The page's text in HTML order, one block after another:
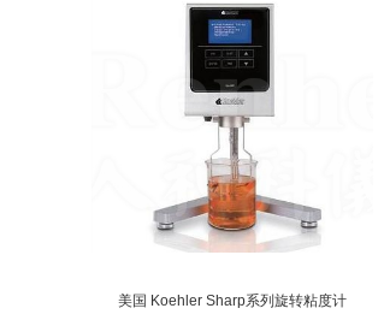
美国 Koehler Sharp系列旋转粘度计